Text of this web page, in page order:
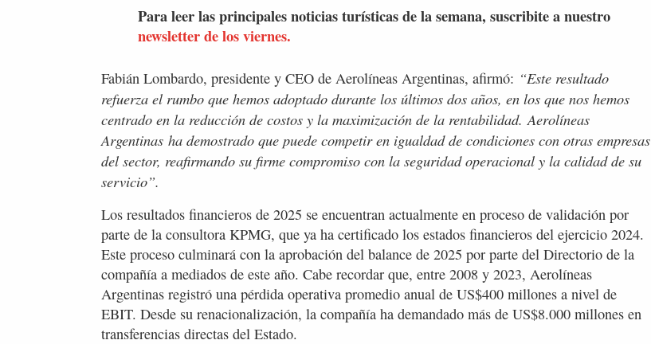
Para leer las principales noticias turísticas de la semana, suscribite a nuestro
newsletter de los viernes.
Fabián Lombardo, presidente y CEO de Aerolíneas Argentinas, afirmó: “Este resultado
refuerza el rumbo que hemos adoptado durante los últimos dos años, en los que nos hemos
centrado en la reducción de costos y la maximización de la rentabilidad. Aerolíneas
Argentinas ha demostrado que puede competir en igualdad de condiciones con otras empresas
del sector, reafirmando su firme compromiso con la seguridad operacional y la calidad de su
servicio”.
Los resultados financieros de 2025 se encuentran actualmente en proceso de validación por
parte de la consultora KPMG, que ya ha certificado los estados financieros del ejercicio 2024.
Este proceso culminará con la aprobación del balance de 2025 por parte del Directorio de la
compañía a mediados de este año. Cabe recordar que, entre 2008 y 2023, Aerolíneas
Argentinas registró una pérdida operativa promedio anual de US$400 millones a nivel de
EBIT. Desde su renacionalización, la compañía ha demandado más de US$8.000 millones en
transferencias directas del Estado.